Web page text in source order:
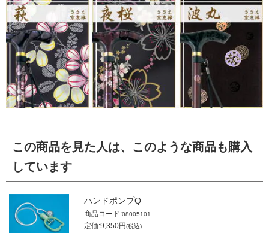
この商品を見た人は、このような商品も購入
しています
ハンドポンプQ
商品コード:08005101
定価:9,350円(税込)